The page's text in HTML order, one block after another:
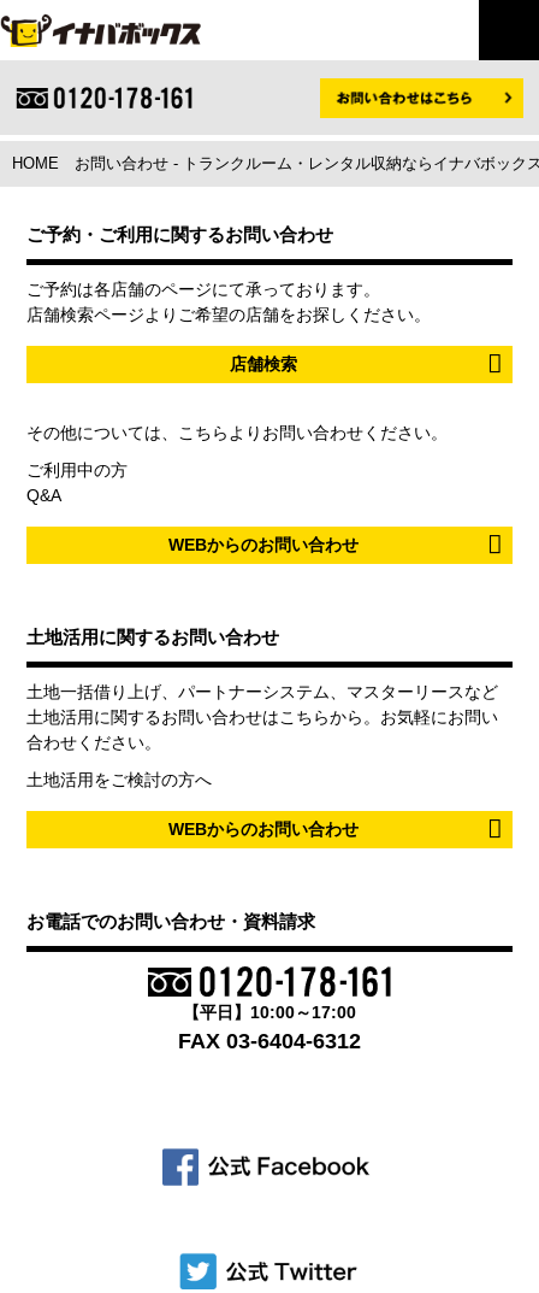
HOME お問い合わせ - トランクルーム・レンタル収納ならイナバボック
ご予約・ご利用に関するお問い合わせ
ご予約は各店舗のページにて承っております。
店舗検索ページよりご希望の店舗をお探しください。
店舗検索
その他については、こちらよりお問い合わせください。
ご利用中の方
Q&A
WEBからのお問い合わせ
土地活用に関するお問い合わせ
土地一括借り上げ、パートナーシステム、マスターリースなど
土地活用に関するお問い合わせはこちらから。お気軽にお問い
合わせください。
土地活用をご検討の方へ
WEBからのお問い合わせ
お電話でのお問い合わせ・資料請求
【平日】10:00～17:00
FAX 03-6404-6312